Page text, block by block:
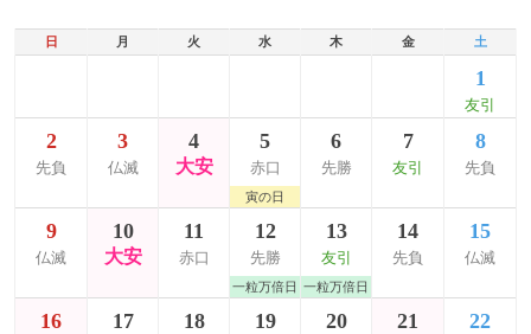
日 月 火 水 木 金 土
1
友引
2
先負
3
仏滅
4
大安
5
赤口
寅の日
6
先勝
7
友引
8
先負
9
仏滅
10
大安
11
赤口
12
先勝
一粒万倍日
13
友引
一粒万倍日
14
先負
15
仏滅
16 17 18 19 20 21 22